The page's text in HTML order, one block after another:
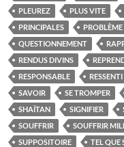
PLEUREZ
PLUS VITE
PRINCIPALES
PROBLÈME
QUESTIONNEMENT
RENDUS DIVINS
RESPONSABLE
RESSENTI
SAVOIR
SE TROMPER
SHAÏTAN
SIGNIFIER
SOUFFRIR
SOUFFRIR
SUPPOSITOIRE
TEL QUE